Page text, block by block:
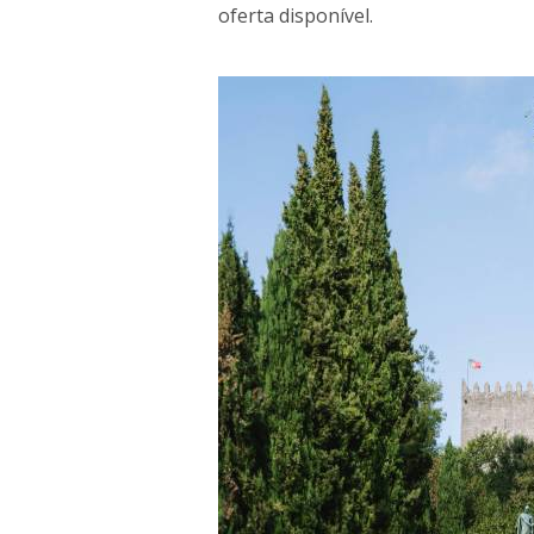
oferta disponível.